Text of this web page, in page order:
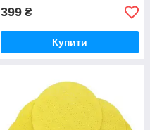
399 ₴
Купити